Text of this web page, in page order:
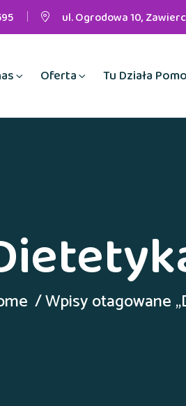
ul. Ogrodowa 10,
Oferta Tu Działa
Wpisy otagowane